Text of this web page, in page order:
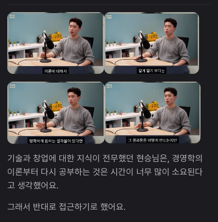
기술과 창업에 대한 지식이 전무했던 현승님은, 경영학의
이론부터 다시 공부하는 것은 시간이 너무 많이 소요된다
고 생각했어요.
그래서 반대로 접근하기로 했어요.